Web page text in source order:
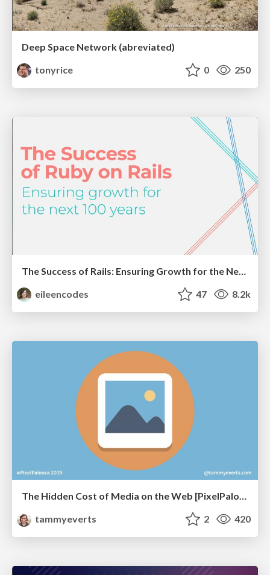
Deep Space Network (abreviated)
tonyrice
0 250
The Success of Rails: Ensuring Growth for the Next 100 Years
eileencodes
47 8.2k
The Hidden Cost of Media on the Web [PixelPalooza 2025]
tammyeverts
2 420